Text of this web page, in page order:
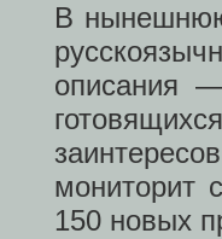
В нынешнюю
описания
мониторит
150 новых